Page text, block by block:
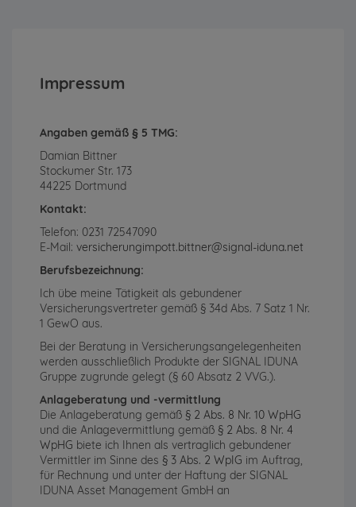
Impressum
Angaben gemäß § 5 TMG:
Damian Bittner
Stockumer Str. 173
44225 Dortmund
Kontakt:
Telefon: 0231 72547090
E-Mail: versicherungimpott.bittner@signal-iduna.net
Berufsbezeichnung:
Ich übe meine Tätigkeit als gebundener
Versicherungsvertreter gemäß § 34d Abs. 7 Satz 1 Nr.
1 GewO aus.
Bei der Beratung in Versicherungsangelegenheiten
werden ausschließlich Produkte der SIGNAL IDUNA
Gruppe zugrunde gelegt (§ 60 Absatz 2 VVG.).
Anlageberatung und -vermittlung
Die Anlageberatung gemäß § 2 Abs. 8 Nr. 10 WpHG
und die Anlagevermittlung gemäß § 2 Abs. 8 Nr. 4
WpHG biete ich Ihnen als vertraglich gebundener
Vermittler im Sinne des § 3 Abs. 2 WpIG im Auftrag,
für Rechnung und unter der Haftung der SIGNAL
IDUNA Asset Management GmbH an